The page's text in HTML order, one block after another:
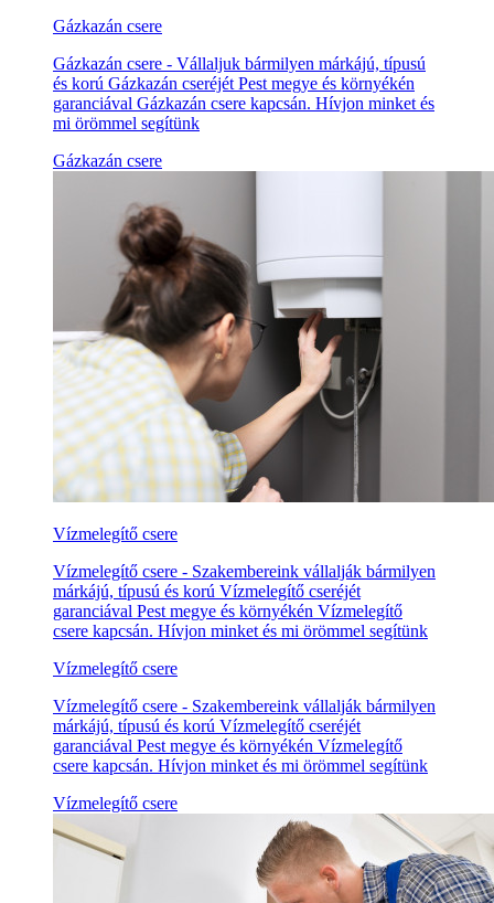
Gázkazán csere
Gázkazán csere - Vállaljuk bármilyen márkájú, típusú
és korú Gázkazán cseréjét Pest megye és környékén
garanciával Gázkazán csere kapcsán. Hívjon minket és
mi örömmel segítünk
Gázkazán csere
Vízmelegítő csere
Vízmelegítő csere - Szakembereink vállalják bármilyen
márkájú, típusú és korú Vízmelegítő cseréjét
garanciával Pest megye és környékén Vízmelegítő
csere kapcsán. Hívjon minket és mi örömmel segítünk
Vízmelegítő csere
Vízmelegítő csere - Szakembereink vállalják bármilyen
márkájú, típusú és korú Vízmelegítő cseréjét
garanciával Pest megye és környékén Vízmelegítő
csere kapcsán. Hívjon minket és mi örömmel segítünk
Vízmelegítő csere